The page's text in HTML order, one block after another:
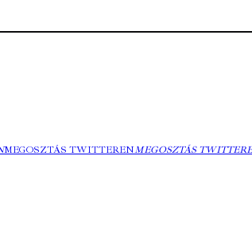
MEGOSZTÁS TWITTERENMEGOSZTÁS